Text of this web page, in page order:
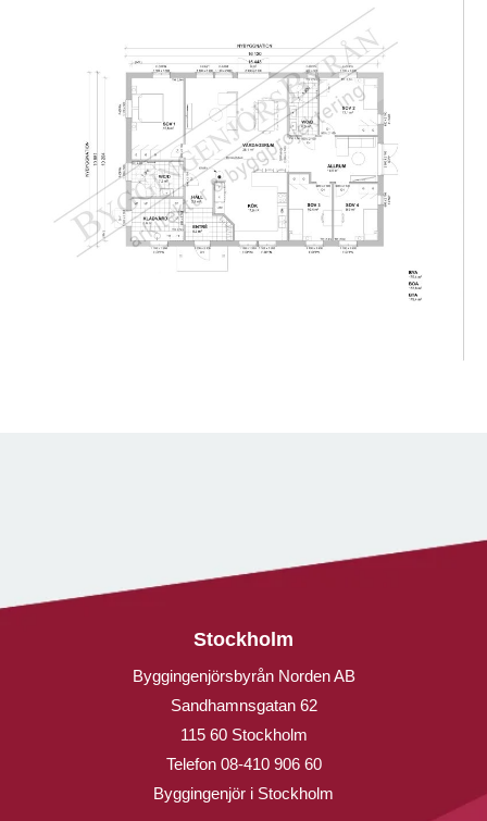
Stockholm
Byggingenjörsbyrån Norden AB
Sandhamnsgatan 62
115 60 Stockholm
Telefon 08-410 906 60
Byggingenjör i Stockholm